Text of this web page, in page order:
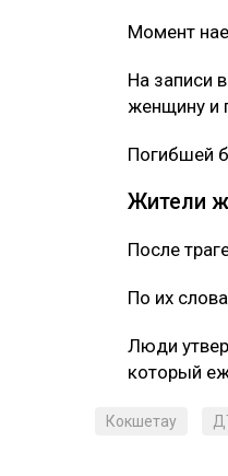
Момент
На записи
женщину и
Погибшей
Жители
После
По их
Люди
который
Кокшетау